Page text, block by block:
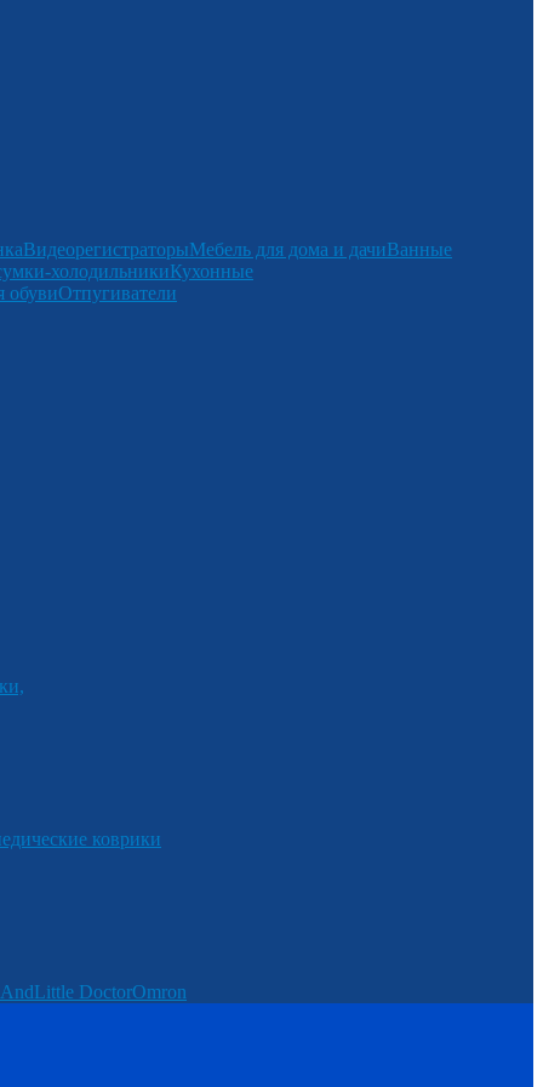
ВидеорегистраторыМебель для дома и дачиВанные
холодильникиКухонные
обувиОтпугиватели
коврики
AndLittle DoctorOmron